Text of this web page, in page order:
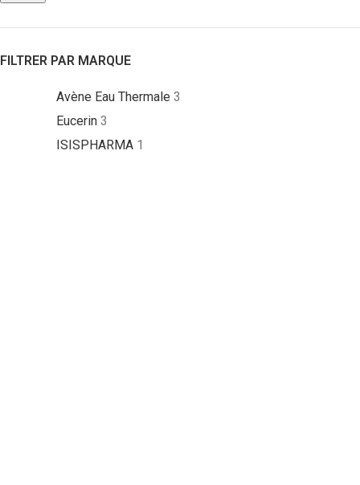
FILTRER PAR MARQUE
Avène Eau Thermale 3
Eucerin 3
ISISPHARMA 1